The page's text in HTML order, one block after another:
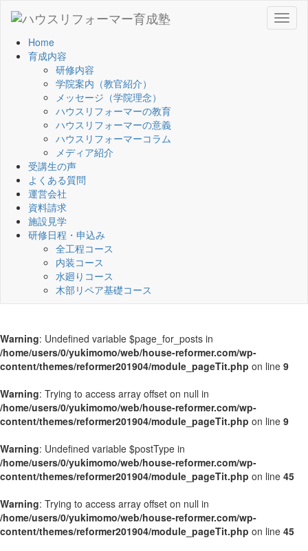
Home
育成内容
研修内容
学院案内（教官紹介）
メッセージ（学院理念）
ハウスリフォーマーの教育
ハウスリフォーマーの意義
ハウスリフォーマーコラム
メディア紹介
受講生の声
よくある質問
運営会社
資料請求
施設見学
研修日程・申込み
全工程コース
内装コース
水廻りコース
木部リペア基礎コース
Warning: Undefined variable $page_for_posts in
/home/users/0/yukimomo/web/house-reformer.com/wp-
content/themes/reformer201904/module_pageTit.php on line 9
Warning: Trying to access array offset on null in
/home/users/0/yukimomo/web/house-reformer.com/wp-
content/themes/reformer201904/module_pageTit.php on line 9
Warning: Undefined variable $postType in
/home/users/0/yukimomo/web/house-reformer.com/wp-
content/themes/reformer201904/module_pageTit.php on line 45
Warning: Trying to access array offset on null in
/home/users/0/yukimomo/web/house-reformer.com/wp-
content/themes/reformer201904/module_pageTit.php on line 45